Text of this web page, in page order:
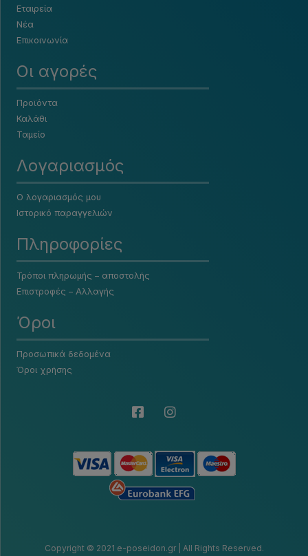
Εταιρεία
Νέα
Επικοινωνία
Οι αγορές
Προϊόντα
Καλάθι
Ταμείο
Λογαριασμός
Ο λογαριασμός μου
Ιστορικό παραγγελιών
Πληροφορίες
Τρόποι πληρωμής – αποστολής
Επιστροφές – Αλλαγής
Όροι
Προσωπικά δεδομένα
Όροι χρήσης
Copyright © 2021 e-poseidon.gr | All Rights Reserved.